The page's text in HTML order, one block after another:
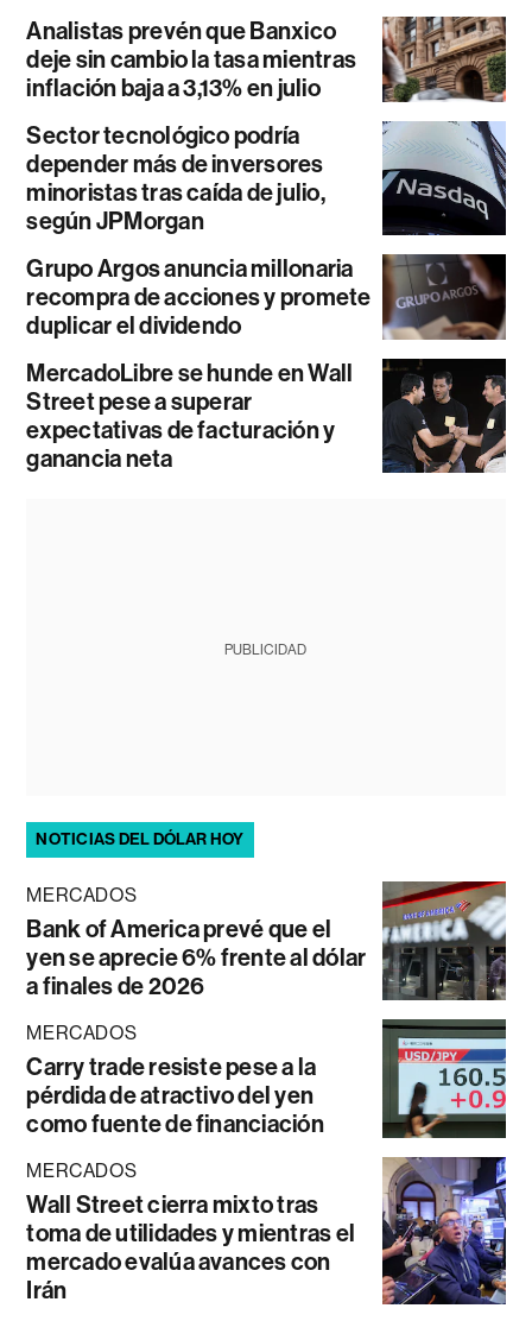
Analistas prevén que Banxico
deje sin cambio la tasa mientras
inflación baja a 3,13% en julio
Sector tecnológico podría
depender más de inversores
minoristas tras caída de julio,
según JPMorgan
Grupo Argos anuncia millonaria
recompra de acciones y promete
duplicar el dividendo
MercadoLibre se hunde en Wall
Street pese a superar
expectativas de facturación y
ganancia neta
PUBLICIDAD
NOTICIAS DEL DÓLAR HOY
MERCADOS
Bank of America prevé que el
yen se aprecie 6% frente al dólar
a finales de 2026
MERCADOS
Carry trade resiste pese a la
pérdida de atractivo del yen
como fuente de financiación
MERCADOS
Wall Street cierra mixto tras
toma de utilidades y mientras el
mercado evalúa avances con
Irán